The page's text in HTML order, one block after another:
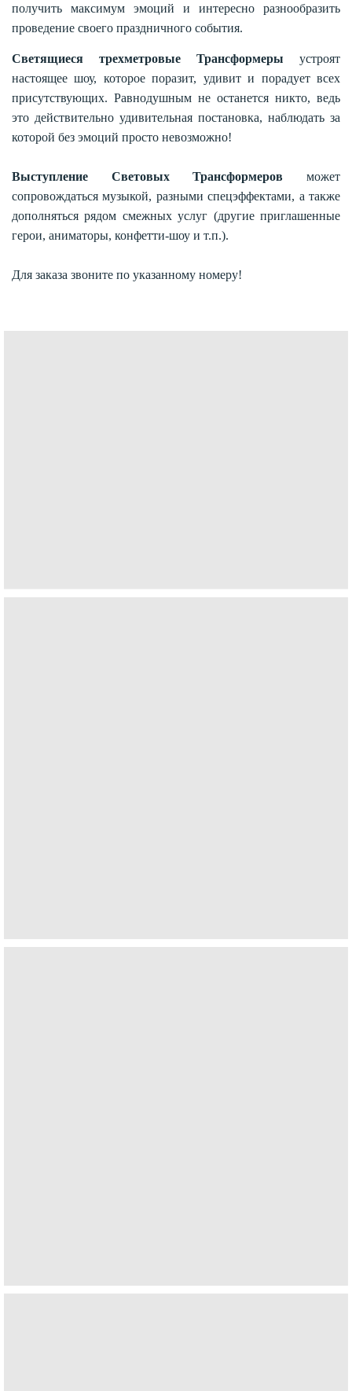
получить максимум эмоций и интересно разнообразить
проведение своего праздничного события.
Светящиеся трехметровые Трансформеры устроят
настоящее шоу, которое поразит, удивит и порадует всех
присутствующих. Равнодушным не останется никто, ведь
это действительно удивительная постановка, наблюдать за
которой без эмоций просто невозможно!
Выступление Световых Трансформеров может
сопровождаться музыкой, разными спецэффектами, а также
дополняться рядом смежных услуг (другие приглашенные
герои, аниматоры, конфетти-шоу и т.п.).
Для заказа звоните по указанному номеру!